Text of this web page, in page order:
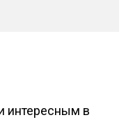
интересным в